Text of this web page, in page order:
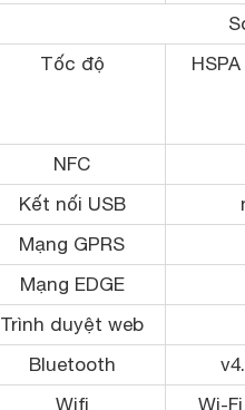
Tốc độ
NFC
Kết nối USB
Mạng GPRS
Mạng EDGE
Trình duyệt web
Bluetooth
Wifi
Wi-